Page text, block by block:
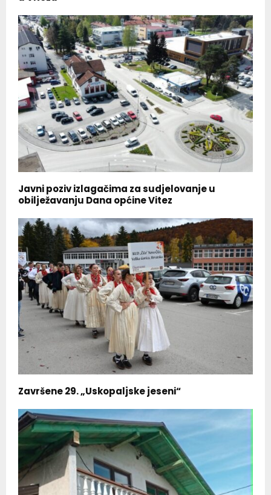
Javni poziv izlagačima za sudjelovanje u
obilježavanju Dana općine Vitez
Završene 29. „Uskopaljske jeseni“